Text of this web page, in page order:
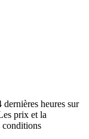
heures sur
prix et la
conditions